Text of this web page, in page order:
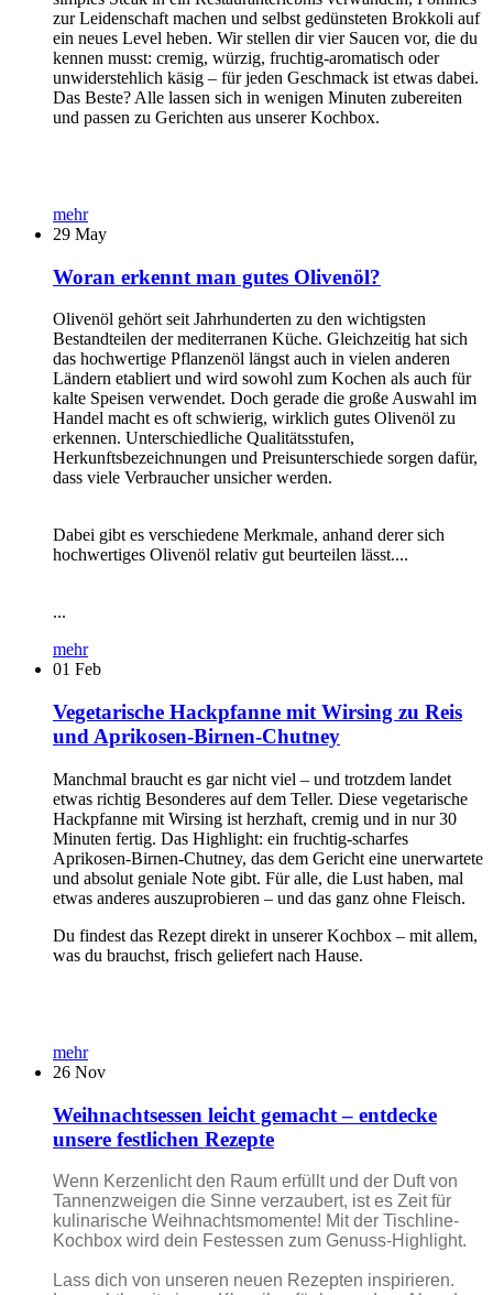
zur Leidenschaft machen und selbst gedünsteten Brokkoli auf
ein neues Level heben. Wir stellen dir vier Saucen vor, die du
kennen musst: cremig, würzig, fruchtig-aromatisch oder
unwiderstehlich käsig – für jeden Geschmack ist etwas dabei.
Das Beste? Alle lassen sich in wenigen Minuten zubereiten
und passen zu Gerichten aus unserer Kochbox.
mehr
29 May
Woran erkennt man gutes Olivenöl?
Olivenöl gehört seit Jahrhunderten zu den wichtigsten
Bestandteilen der mediterranen Küche. Gleichzeitig hat sich
das hochwertige Pflanzenöl längst auch in vielen anderen
Ländern etabliert und wird sowohl zum Kochen als auch für
kalte Speisen verwendet. Doch gerade die große Auswahl im
Handel macht es oft schwierig, wirklich gutes Olivenöl zu
erkennen. Unterschiedliche Qualitätsstufen,
Herkunftsbezeichnungen und Preisunterschiede sorgen dafür,
dass viele Verbraucher unsicher werden.
Dabei gibt es verschiedene Merkmale, anhand derer sich
hochwertiges Olivenöl relativ gut beurteilen lässt....
...
mehr
01 Feb
Vegetarische Hackpfanne mit Wirsing zu Reis
und Aprikosen-Birnen-Chutney
Manchmal braucht es gar nicht viel – und trotzdem landet
etwas richtig Besonderes auf dem Teller. Diese vegetarische
Hackpfanne mit Wirsing ist herzhaft, cremig und in nur 30
Minuten fertig. Das Highlight: ein fruchtig-scharfes
Aprikosen-Birnen-Chutney, das dem Gericht eine unerwartete
und absolut geniale Note gibt. Für alle, die Lust haben, mal
etwas anderes auszuprobieren – und das ganz ohne Fleisch.
Du findest das Rezept direkt in unserer Kochbox – mit allem,
was du brauchst, frisch geliefert nach Hause.
mehr
26 Nov
Weihnachtsessen leicht gemacht – entdecke
unsere festlichen Rezepte
Wenn Kerzenlicht den Raum erfüllt und der Duft von
Tannenzweigen die Sinne verzaubert, ist es Zeit für
kulinarische Weihnachtsmomente! Mit der Tischline-
Kochbox wird dein Festessen zum Genuss-Highlight.
Lass dich von unseren neuen Rezepten inspirieren.